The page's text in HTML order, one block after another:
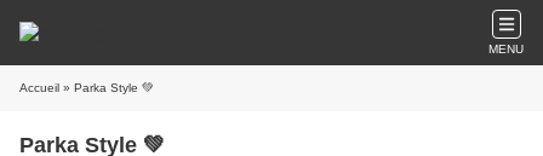
MENU
Accueil » Parka Style 💚
Parka Style 💚